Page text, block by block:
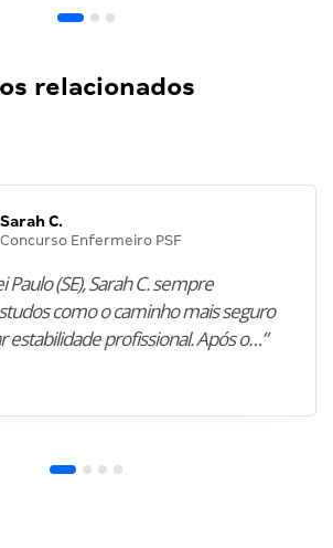
relacionados
Sarah C.
Concurso Enfermeiro PSF
Paulo (SE), Sarah C. sempre
como o caminho mais seguro
estabilidade profissional. Após o…”